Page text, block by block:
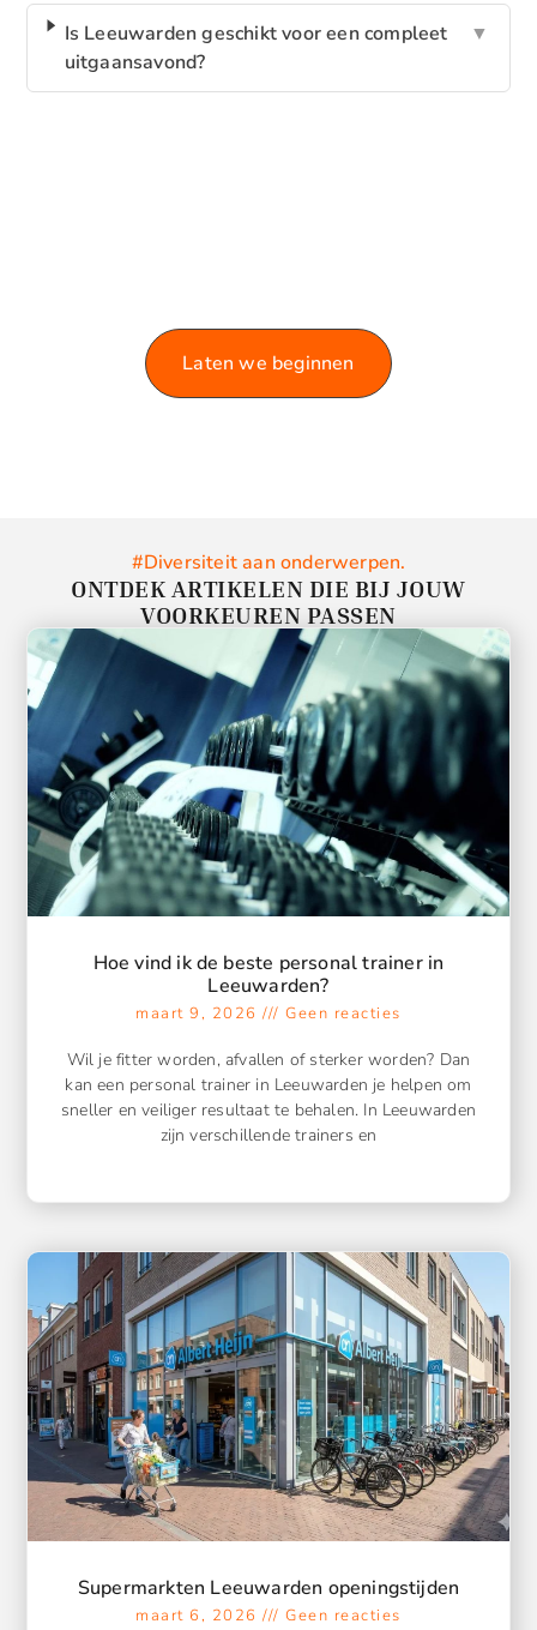
Is Leeuwarden geschikt voor een compleet
uitgaansavond?
▼
Laten we beginnen
#Diversiteit aan onderwerpen.
ONTDEK ARTIKELEN DIE BIJ JOUW
VOORKEUREN PASSEN
Hoe vind ik de beste personal trainer in
Leeuwarden?
maart 9, 2026 Geen reacties
Wil je fitter worden, afvallen of sterker worden? Dan
kan een personal trainer in Leeuwarden je helpen om
sneller en veiliger resultaat te behalen. In Leeuwarden
zijn verschillende trainers en
Supermarkten Leeuwarden openingstijden
maart 6, 2026 Geen reacties